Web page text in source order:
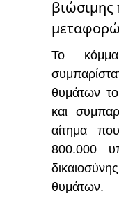
βιώσιμης
Το κόμμα
θυμάτων
και
αίτημα
800.000
θυμάτων.